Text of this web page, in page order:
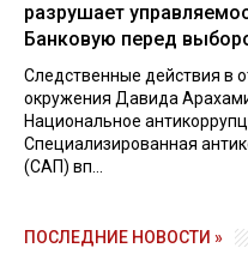
разрушает
Банковую перед
Следственные действия в
окружения Давида
Национальное
Специализированная
(САП) вп...
ПОСЛЕДНИЕ НОВОСТИ »